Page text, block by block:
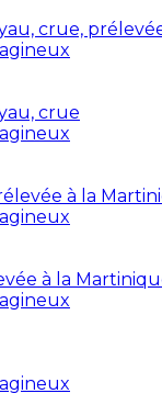
crue,
crue
à la
à la